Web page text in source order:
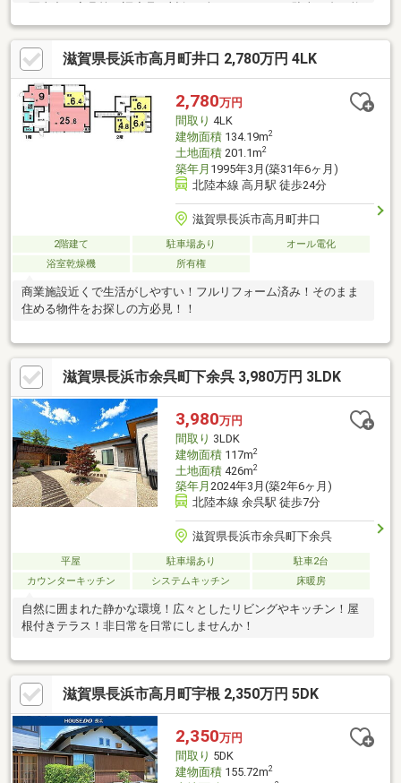
（駐車台数は車種による。） ■設備：電気、側溝、公営水道、
汚水-本下水、雑排水-本下水、集中ＰＧ、床下収納
滋賀県長浜市高月町井口 2,780万円 4LK
2,780万円
間取り 4LK
建物面積134.19m2
土地面積201.1m2
築年月 1995年3月(築31年6ヶ月)
北陸本線 高月駅 徒歩24分
滋賀県長浜市高月町井口
2階建て 駐車場あり
オール電化
浴室乾燥機
所有権
商業施設近くで生活がしやすい！フルリフォーム済み！そのまま
住める物件をお探しの方必見！！
滋賀県長浜市余呉町下余呉 3,980万円 3LDK
3,980万円
間取り 3LDK
建物面積117m2
土地面積426m2
築年月 2024年3月(築2年6ヶ月)
北陸本線 余呉駅 徒歩7分
滋賀県長浜市余呉町下余呉
平屋 駐車場あり
駐車2台
カウンターキッチン
システムキッチン 床暖房
自然に囲まれた静かな環境！広々としたリビングやキッチン！屋
根付きテラス！非日常を日常にしませんか！
滋賀県長浜市高月町宇根 2,350万円 5DK
2,350万円
間取り 5DK
建物面積155.72m2